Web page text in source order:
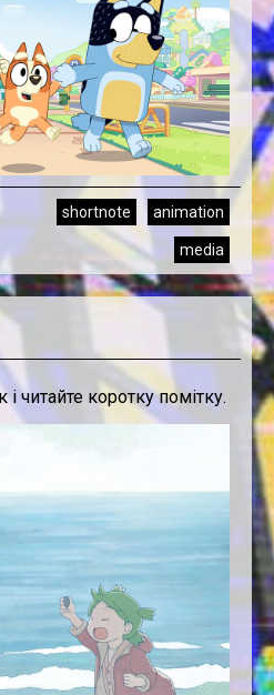
shortnote animation
media
і читайте коротку помітку.